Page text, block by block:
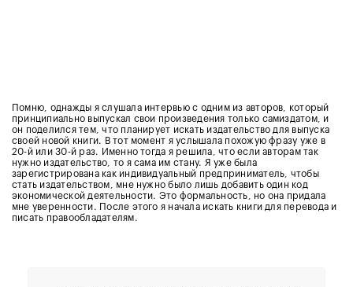
Помню, однажды я слушала интервью с одним из авторов, который
принципиально выпускал свои произведения только самиздатом, и
он поделился тем, что планирует искать издательство для выпуска
своей новой книги. В тот момент я услышала похожую фразу уже в
20-й или 30-й раз. Именно тогда я решила, что если авторам так
нужно издательство, то я сама им стану. Я уже была
зарегистрирована как индивидуальный предприниматель, чтобы
стать издательством, мне нужно было лишь добавить один код
экономической деятельности. Это формальность, но она придала
мне уверенности. После этого я начала искать книги для перевода и
писать правообладателям.